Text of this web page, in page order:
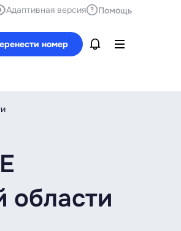
Адаптивная версия Помощь
номер
области